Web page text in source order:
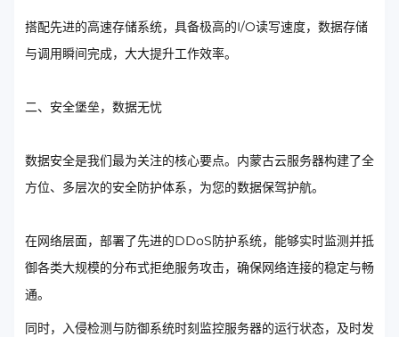
搭配先进的高速存储系统，具备极高的I/O读写速度，数据存储
与调用瞬间完成，大大提升工作效率。
二、安全堡垒，数据无忧
数据安全是我们最为关注的核心要点。内蒙古云服务器构建了全
方位、多层次的安全防护体系，为您的数据保驾护航。
在网络层面，部署了先进的DDoS防护系统，能够实时监测并抵
御各类大规模的分布式拒绝服务攻击，确保网络连接的稳定与畅
通。
同时，入侵检测与防御系统时刻监控服务器的运行状态，及时发